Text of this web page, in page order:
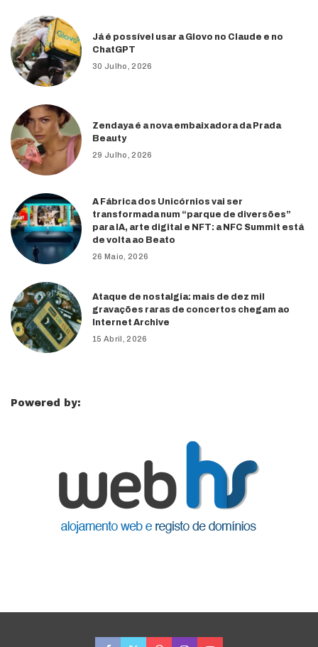
Já é possível usar a Glovo no Claude e no
ChatGPT
30 Julho, 2026
Zendaya é a nova embaixadora da Prada
Beauty
29 Julho, 2026
A Fábrica dos Unicórnios vai ser
transformada num “parque de diversões”
para IA, arte digital e NFT: a NFC Summit está
de volta ao Beato
26 Maio, 2026
Ataque de nostalgia: mais de dez mil
gravações raras de concertos chegam ao
Internet Archive
15 Abril, 2026
Powered by: